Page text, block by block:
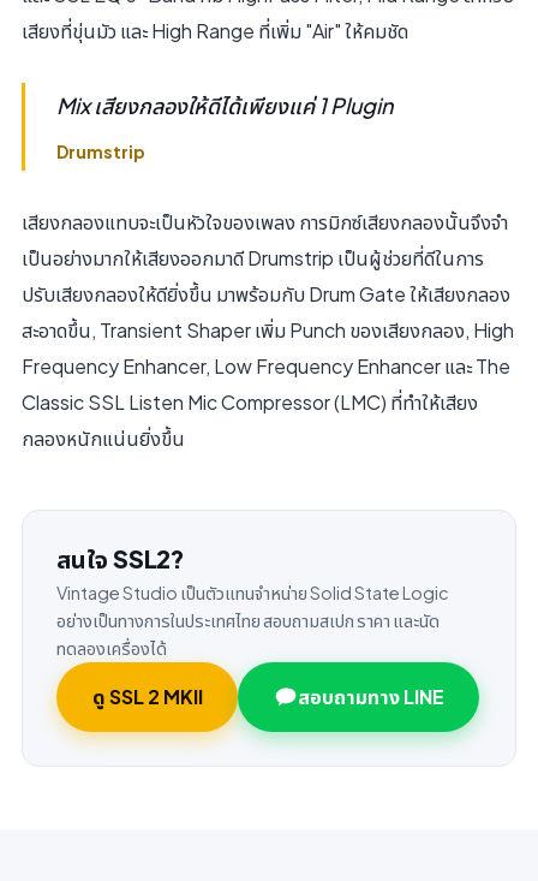
เสียงที่ขุ่นมัว และ High Range ที่เพิ่ม "Air" ให้คมชัด
Mix เสียงกลองให้ดีได้เพียงแค่ 1 Plugin
Drumstrip
เสียงกลองแทบจะเป็นหัวใจของเพลง การมิกซ์เสียงกลองนั้นจึงจํา
เป็นอย่างมากให้เสียงออกมาดี Drumstrip เป็นผู้ช่วยที่ดีในการ
ปรับเสียงกลองให้ดียิ่งขึ้น มาพร้อมกับ Drum Gate ให้เสียงกลอง
สะอาดขึ้น, Transient Shaper เพิ่ม Punch ของเสียงกลอง, High
Frequency Enhancer, Low Frequency Enhancer และ The
Classic SSL Listen Mic Compressor (LMC) ที่ทําให้เสียง
กลองหนักแน่นยิ่งขึ้น
สนใจ SSL2?
Vintage Studio เป็นตัวแทนจำหน่าย Solid State Logic
อย่างเป็นทางการในประเทศไทย สอบถามสเปก ราคา และนัด
ทดลองเครื่องได้
ดู SSL 2 MKII สอบถามทาง LINE